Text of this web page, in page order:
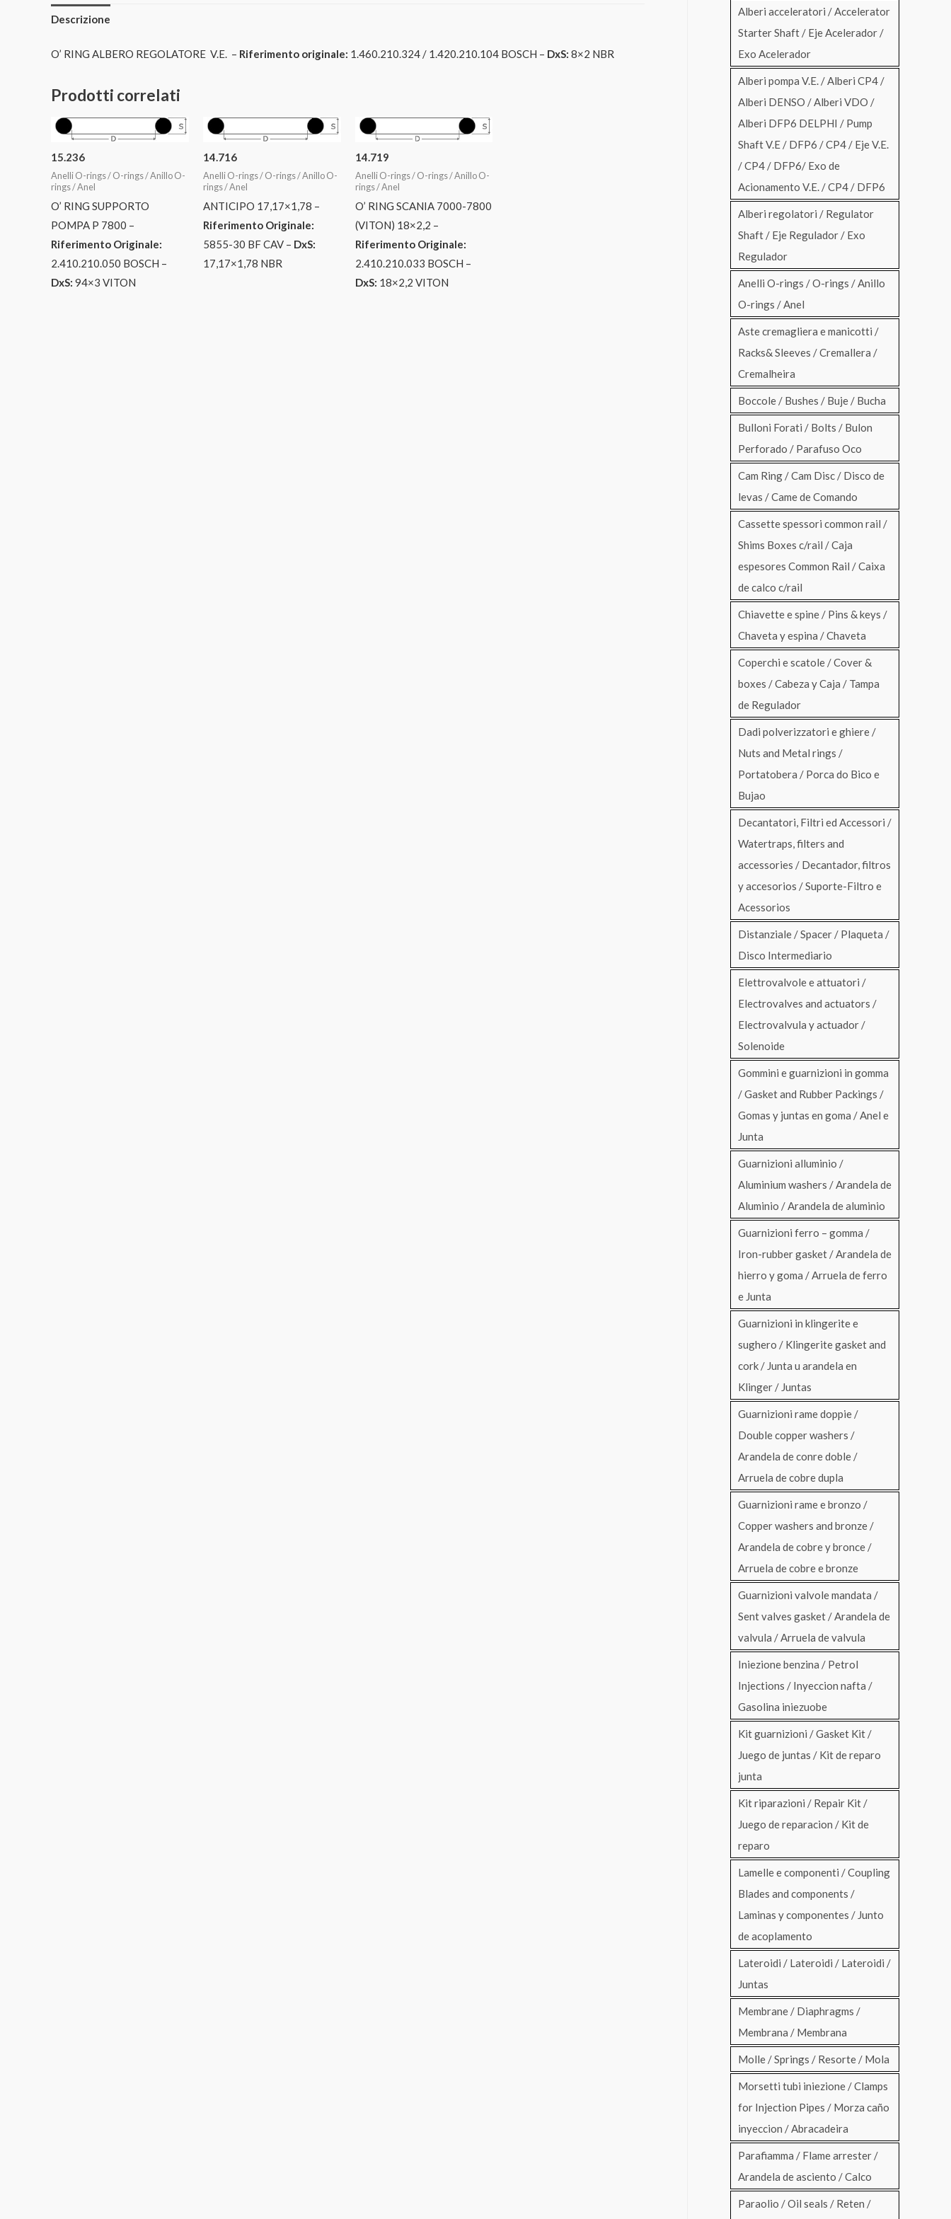
Descrizione
O’ RING ALBERO REGOLATORE V.E. – Riferimento originale: 1.460.210.324 / 1.420.210.104 BOSCH – DxS: 8×2 NBR
Prodotti correlati
15.236
Anelli O-rings / O-rings / Anillo O-
rings / Anel
O’ RING SUPPORTO
POMPA P 7800 –
Riferimento Originale:
2.410.210.050 BOSCH –
DxS: 94×3 VITON
14.716
Anelli O-rings / O-rings / Anillo O-
rings / Anel
ANTICIPO 17,17×1,78 –
Riferimento Originale:
5855-30 BF CAV – DxS:
17,17×1,78 NBR
14.719
Anelli O-rings / O-rings / Anillo O-
rings / Anel
O’ RING SCANIA 7000-7800
(VITON) 18×2,2 –
Riferimento Originale:
2.410.210.033 BOSCH –
DxS: 18×2,2 VITON
Alberi acceleratori / Accelerator
Starter Shaft / Eje Acelerador /
Exo Acelerador
Alberi pompa V.E. / Alberi CP4 /
Alberi DENSO / Alberi VDO /
Alberi DFP6 DELPHI / Pump
Shaft V.E / DFP6 / CP4 / Eje V.E.
/ CP4 / DFP6/ Exo de
Acionamento V.E. / CP4 / DFP6
Alberi regolatori / Regulator
Shaft / Eje Regulador / Exo
Regulador
Anelli O-rings / O-rings / Anillo
O-rings / Anel
Aste cremagliera e manicotti /
Racks& Sleeves / Cremallera /
Cremalheira
Boccole / Bushes / Buje / Bucha
Bulloni Forati / Bolts / Bulon
Perforado / Parafuso Oco
Cam Ring / Cam Disc / Disco de
levas / Came de Comando
Cassette spessori common rail /
Shims Boxes c/rail / Caja
espesores Common Rail / Caixa
de calco c/rail
Chiavette e spine / Pins & keys /
Chaveta y espina / Chaveta
Coperchi e scatole / Cover &
boxes / Cabeza y Caja / Tampa
de Regulador
Dadi polverizzatori e ghiere /
Nuts and Metal rings /
Portatobera / Porca do Bico e
Bujao
Decantatori, Filtri ed Accessori /
Watertraps, filters and
accessories / Decantador, filtros
y accesorios / Suporte-Filtro e
Acessorios
Distanziale / Spacer / Plaqueta /
Disco Intermediario
Elettrovalvole e attuatori /
Electrovalves and actuators /
Electrovalvula y actuador /
Solenoide
Gommini e guarnizioni in gomma
/ Gasket and Rubber Packings /
Gomas y juntas en goma / Anel e
Junta
Guarnizioni alluminio /
Aluminium washers / Arandela de
Aluminio / Arandela de aluminio
Guarnizioni ferro – gomma /
Iron-rubber gasket / Arandela de
hierro y goma / Arruela de ferro
e Junta
Guarnizioni in klingerite e
sughero / Klingerite gasket and
cork / Junta u arandela en
Klinger / Juntas
Guarnizioni rame doppie /
Double copper washers /
Arandela de conre doble /
Arruela de cobre dupla
Guarnizioni rame e bronzo /
Copper washers and bronze /
Arandela de cobre y bronce /
Arruela de cobre e bronze
Guarnizioni valvole mandata /
Sent valves gasket / Arandela de
valvula / Arruela de valvula
Iniezione benzina / Petrol
Injections / Inyeccion nafta /
Gasolina iniezuobe
Kit guarnizioni / Gasket Kit /
Juego de juntas / Kit de reparo
junta
Kit riparazioni / Repair Kit /
Juego de reparacion / Kit de
reparo
Lamelle e componenti / Coupling
Blades and components /
Laminas y componentes / Junto
de acoplamento
Lateroidi / Lateroidi / Lateroidi /
Juntas
Membrane / Diaphragms /
Membrana / Membrana
Molle / Springs / Resorte / Mola
Morsetti tubi iniezione / Clamps
for Injection Pipes / Morza caño
inyeccion / Abracadeira
Parafiamma / Flame arrester /
Arandela de asciento / Calco
Paraolio / Oil seals / Reten /